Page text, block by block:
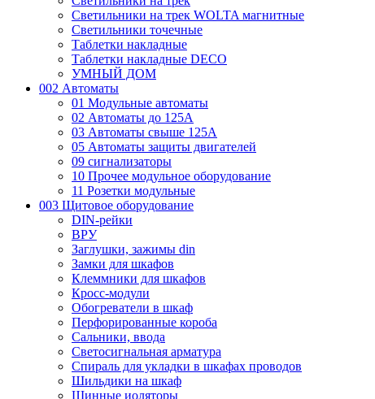
Светильники на трек WOLTA магнитные
Светильники точечные
Таблетки накладные
Таблетки накладные DECO
УМНЫЙ ДОМ
002 Автоматы
01 Модульные автоматы
02 Автоматы до 125А
03 Автоматы свыше 125А
05 Автоматы защиты двигателей
09 сигнализаторы
10 Прочее модульное оборудование
11 Розетки модульные
003 Щитовое оборудование
DIN-рейки
ВРУ
Заглушки, зажимы din
Замки для шкафов
Клеммники для шкафов
Кросс-модули
Обогреватели в шкаф
Перфорированные короба
Сальники, ввода
Светосигнальная арматура
Спираль для укладки в шкафах проводов
Шильдики на шкаф
Шинные иоляторы